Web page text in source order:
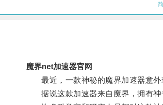
魔界net加速器官网
最近，一款神秘的魔界加速器意外
据说这款加速器来自魔界，拥有神